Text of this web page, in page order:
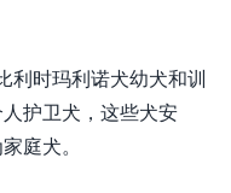
利时玛利诺犬幼犬和训
护卫犬，这些犬安
庭犬。